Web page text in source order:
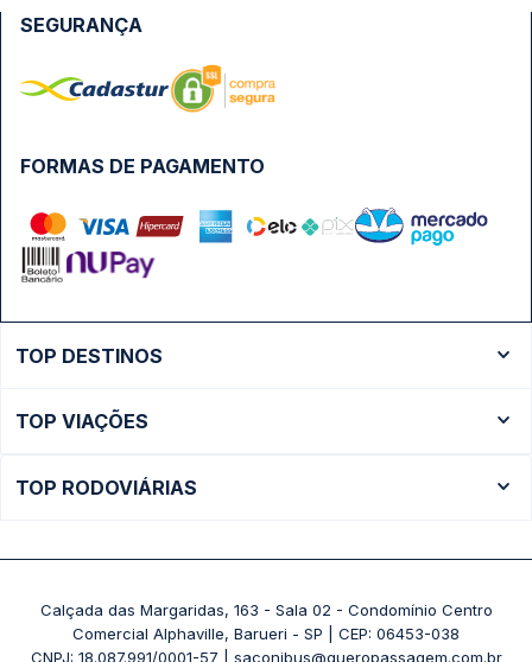
FORMAS DE PAGAMENTO
SEGURANÇA
TOP DESTINOS
Ônibus São Paulo
TOP VIAÇÕES
Passagens Pássaro Marron
+ Viações
TOP RODOVIÁRIAS
Rodoviária Belo Horizonte - Gov. Israel Pinheiro (Tergip)
Rodoviária Curitiba
Calçada das Margaridas, 163 - Sala 02 - Condomínio Centro
Comercial Alphaville, Barueri - SP | CEP: 06453-038
CNPJ: 18.087.991/0001-57 | saconibus@queropassagem.com.br